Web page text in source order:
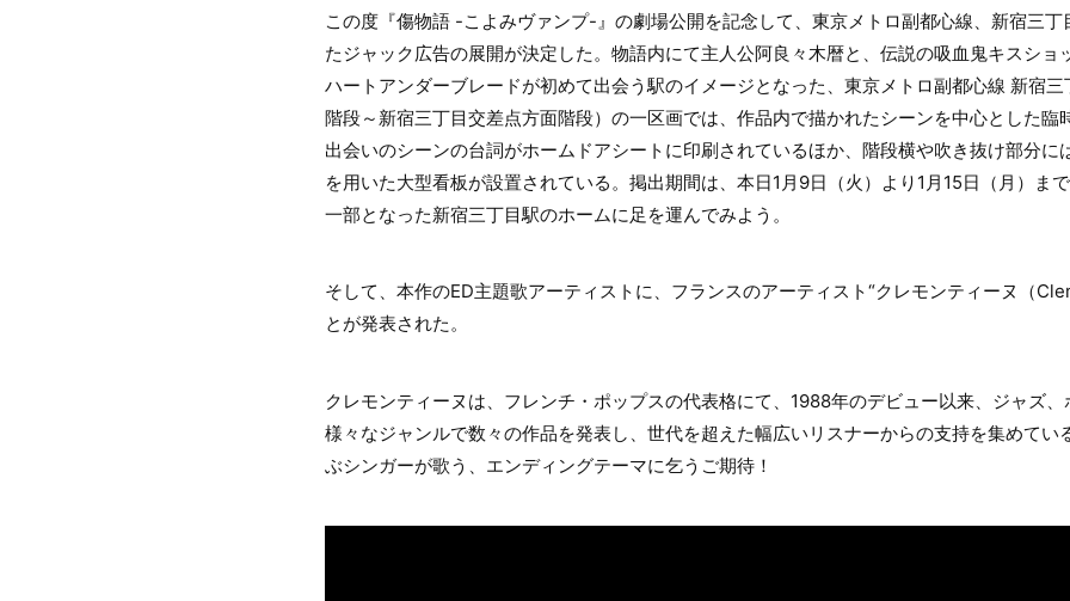
この度『傷物語 -こよみヴァンプ-』の劇場公開を記念して、東京メトロ副都心線、新宿三丁
たジャック広告の展開が決定した。物語内にて主人公阿良々木暦と、伝説の吸血鬼キスショ
ハートアンダーブレードが初めて出会う駅のイメージとなった、東京メトロ副都心線 新宿
階段～新宿三丁目交差点方面階段）の一区画では、作品内で描かれたシーンを中心とした臨
出会いのシーンの台詞がホームドアシートに印刷されているほか、階段横や吹き抜け部分に
を用いた大型看板が設置されている。掲出期間は、本日1月9日（火）より1月15日（月）ま
一部となった新宿三丁目駅のホームに足を運んでみよう。
そして、本作のED主題歌アーティストに、フランスのアーティスト“クレモンティーヌ（
とが発表された。
クレモンティーヌは、フレンチ・ポップスの代表格にて、1988年のデビュー以来、ジャズ
様々なジャンルで数々の作品を発表し、世代を超えた幅広いリスナーからの支持を集めてい
ぶシンガーが歌う、エンディングテーマに乞うご期待！